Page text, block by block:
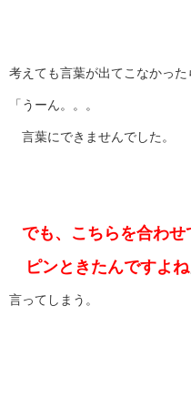
考えても言葉が出てこなかった
「うーん。。。
言葉にできませんでした。
でも、こちらを合わ
ピンときたんですよね
言ってしまう。